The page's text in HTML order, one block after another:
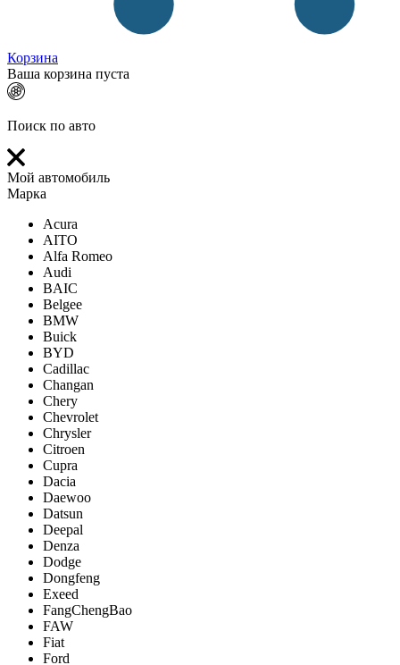
Корзина
Ваша корзина пуста
Поиск по авто
Мой автомобиль
Марка
Acura
AITO
Alfa Romeo
Audi
BAIC
Belgee
BMW
Buick
BYD
Cadillac
Changan
Chery
Chevrolet
Chrysler
Citroen
Cupra
Dacia
Daewoo
Datsun
Deepal
Denza
Dodge
Dongfeng
Exeed
FangChengBao
FAW
Fiat
Ford